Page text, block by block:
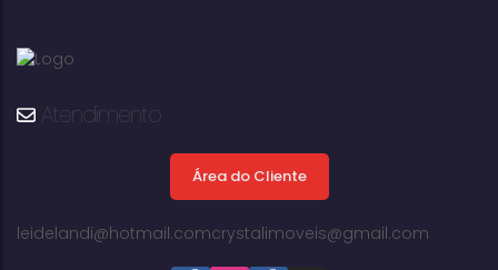
Terreno à Venda com 314 m² em Altos
Atendimento
Área do Cliente
leidelandi@hotmail.comcrystalimoveis@gmail.com